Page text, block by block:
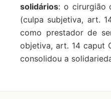
solidários: o cirurgião
(culpa subjetiva, art.
como prestador de
objetiva, art. 14 caput
consolidou a